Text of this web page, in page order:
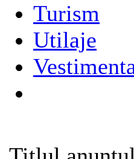
Turism
Utilaje